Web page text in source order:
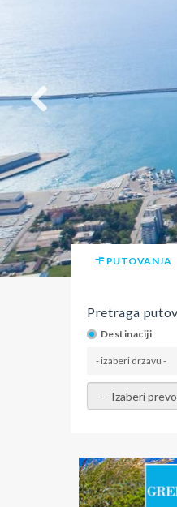
PUTOVANJA
Pretraga
Destinaciji
- izaberi drzavu -
- izaberi prevoz -